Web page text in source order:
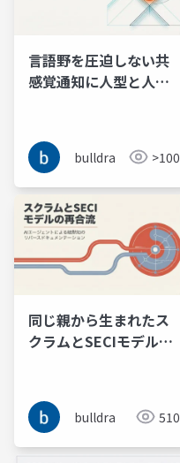
言語野を圧迫しない共
感覚通知に人型と人語
型AIアシスタントを作
ってみるbulldra >100
同じ親から生まれたス
クラムとSECIモデルは
ュメンテーションで再
合流するbulldra 510